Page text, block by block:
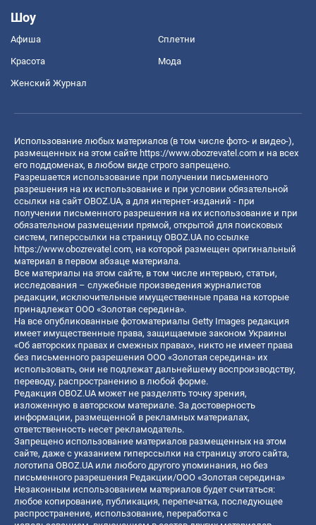
Шоу
Афиша Сплетни
Красота Мода
Женский Журнал
Использование любых материалов (в том числе фото- и видео-),
размещенных на этом сайте https://www.obozrevatel.com и на всех
его поддоменах, в любом виде строго запрещено.
Разрешается использование при получении письменного
разрешения на их использование и при условии обязательной
ссылки на сайт OBOZ.UA, а для интернет-изданий - при
получении письменного разрешения на их использование и при
обязательном размещении прямой, открытой для поисковых
систем, гиперссылки на страницу OBOZ.UA по ссылке
https://www.obozrevatel.com, на которой размещен оригинальный
материал в первом абзаце материала.
Все материалы на этом сайте, в том числе интервью, статьи,
исследования – служебные произведения журналистов
редакции, исключительные имущественные права на которые
принадлежат ООО «Золотая середина».
На все опубликованные фотоматериалы Getty Images редакция
имеет имущественные права, защищаемые законом Украины
«Об авторских правах и смежных правах», никто не имеет права
без письменного разрешения ООО «Золотая середина» их
использовать, они не подлежат дальнейшему воспроизводству,
переводу, распространению в любой форме.
Редакция OBOZ.UA может не разделять точку зрения,
изложенную в авторском материале. За достоверность
информации, размещенной в рекламных материалах,
ответственность несет рекламодатель.
Запрещено использование материалов размещенных на этом
сайте, даже с указанием гиперссылки на страницу этого сайта,
логотипа OBOZ.UA или любого другого упоминания, но без
письменного разрешения Редакции/ООО «Золотая середина»
Незаконным использованием материалов будет считаться:
любое копирование, публикация, перепечатка, последующее
распространение, использование, переработка с